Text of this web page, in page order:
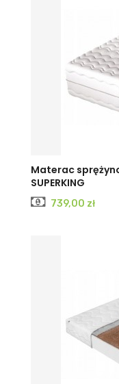
Materac
SUPERKING
Cena
739,00 zł